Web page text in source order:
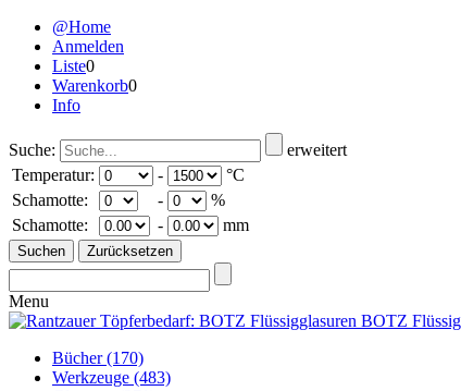
@Home
Anmelden
Liste0
Warenkorb0
Info
Suche:
erweitert
Temperatur:
-
°C
Schamotte:
-
%
Schamotte:
- mm
Menu
Bücher(170)
Werkzeuge (483)